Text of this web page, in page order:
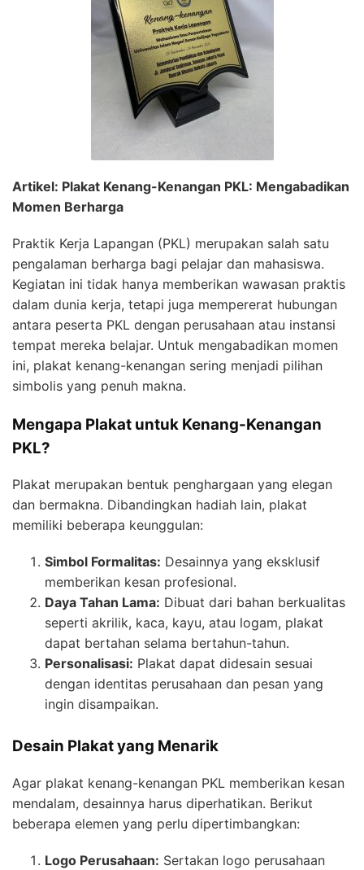
Artikel: Plakat Kenang-Kenangan PKL: Mengabadikan
Momen Berharga
Praktik Kerja Lapangan (PKL) merupakan salah satu
pengalaman berharga bagi pelajar dan mahasiswa.
Kegiatan ini tidak hanya memberikan wawasan praktis
dalam dunia kerja, tetapi juga mempererat hubungan
antara peserta PKL dengan perusahaan atau instansi
tempat mereka belajar. Untuk mengabadikan momen
ini, plakat kenang-kenangan sering menjadi pilihan
simbolis yang penuh makna.
Mengapa Plakat untuk Kenang-Kenangan
PKL?
Plakat merupakan bentuk penghargaan yang elegan
dan bermakna. Dibandingkan hadiah lain, plakat
memiliki beberapa keunggulan:
Simbol Formalitas: Desainnya yang eksklusif
memberikan kesan profesional.
Daya Tahan Lama: Dibuat dari bahan berkualitas
seperti akrilik, kaca, kayu, atau logam, plakat
dapat bertahan selama bertahun-tahun.
Personalisasi: Plakat dapat didesain sesuai
dengan identitas perusahaan dan pesan yang
ingin disampaikan.
Desain Plakat yang Menarik
Agar plakat kenang-kenangan PKL memberikan kesan
mendalam, desainnya harus diperhatikan. Berikut
beberapa elemen yang perlu dipertimbangkan:
Logo Perusahaan: Sertakan logo perusahaan